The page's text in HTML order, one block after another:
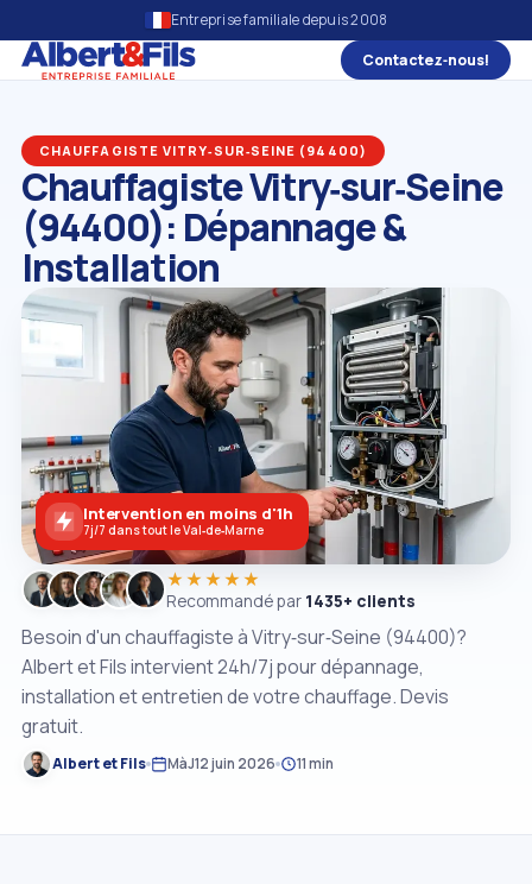
Entreprise familiale depuis 2008
Contactez‑nous!
CHAUFFAGISTE VITRY‑SUR‑SEINE (94400)
Chauffagiste Vitry‑sur‑Seine
(94400): Dépannage &
Installation
Besoin d'un chauffagiste à Vitry‑sur‑Seine (94400)?
Albert et Fils intervient 24h/7j pour dépannage,
installation et entretien de votre chauffage. Devis
gratuit.
Albert et Fils MàJ12 juin 2026 11 min
★★★★★
Recommandé par 1435+ clients
Intervention en moins d'1h
7j/7 dans tout le Val‑de‑Marne